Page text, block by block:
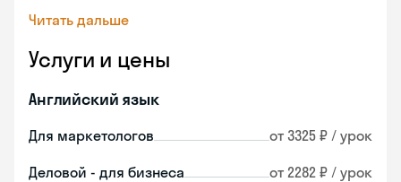
Читать дальше
Услуги и цены
Английский язык
Для маркетологов от 3325 ₽ / урок
Деловой - для бизнеса от 2282 ₽ / урок